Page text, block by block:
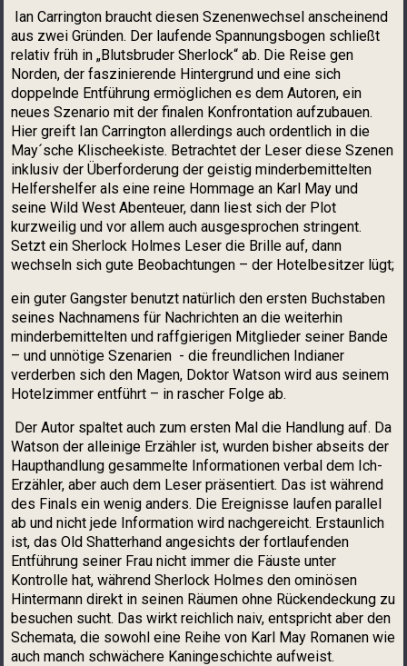
Ian Carrington braucht diesen Szenenwechsel anscheinend
aus zwei Gründen. Der laufende Spannungsbogen schließt
relativ früh in „Blutsbruder Sherlock“ ab. Die Reise gen
Norden, der faszinierende Hintergrund und eine sich
doppelnde Entführung ermöglichen es dem Autoren, ein
neues Szenario mit der finalen Konfrontation aufzubauen.
Hier greift Ian Carrington allerdings auch ordentlich in die
May´sche Klischeekiste. Betrachtet der Leser diese Szenen
inklusiv der Überforderung der geistig minderbemittelten
Helfershelfer als eine reine Hommage an Karl May und
seine Wild West Abenteuer, dann liest sich der Plot
kurzweilig und vor allem auch ausgesprochen stringent.
Setzt ein Sherlock Holmes Leser die Brille auf, dann
wechseln sich gute Beobachtungen – der Hotelbesitzer lügt;
ein guter Gangster benutzt natürlich den ersten Buchstaben
seines Nachnamens für Nachrichten an die weiterhin
minderbemittelten und raffgierigen Mitglieder seiner Bande
– und unnötige Szenarien - die freundlichen Indianer
verderben sich den Magen, Doktor Watson wird aus seinem
Hotelzimmer entführt – in rascher Folge ab.
Der Autor spaltet auch zum ersten Mal die Handlung auf. Da
Watson der alleinige Erzähler ist, wurden bisher abseits der
Haupthandlung gesammelte Informationen verbal dem Ich-
Erzähler, aber auch dem Leser präsentiert. Das ist während
des Finals ein wenig anders. Die Ereignisse laufen parallel
ab und nicht jede Information wird nachgereicht. Erstaunlich
ist, das Old Shatterhand angesichts der fortlaufenden
Entführung seiner Frau nicht immer die Fäuste unter
Kontrolle hat, während Sherlock Holmes den ominösen
Hintermann direkt in seinen Räumen ohne Rückendeckung zu
besuchen sucht. Das wirkt reichlich naiv, entspricht aber den
Schemata, die sowohl eine Reihe von Karl May Romanen wie
auch manch schwächere Kaningeschichte aufweist.